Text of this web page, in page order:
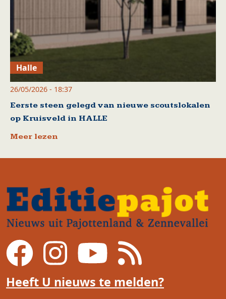
Halle
26/05/2026 - 18:37
Eerste steen gelegd van nieuwe scoutslokalen
op Kruisveld in HALLE
Meer lezen
Heeft U nieuws te melden?